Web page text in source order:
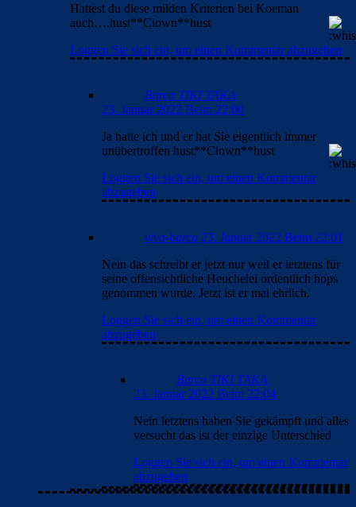
Hattest du diese milden Kriterien bei Koeman
auch….hust**Clown**hust
Loggen Sie sich ein, um einen Kommentar abzugeben
Barca TIKI TAKA
23. Januar 2022 Beim 22:00
Ja hatte ich und er hat Sie eigentlich immer
unübertroffen hust**Clown**hust
Loggen Sie sich ein, um einen Kommentar
abzugeben
viva-barca 23. Januar 2022 Beim 22:01
Nein das schreibt er jetzt nur weil er letztens für
seine offensichtliche Heuchelei ordentlich hops
genommen wurde. Jetzt ist er mal ehrlich.
Loggen Sie sich ein, um einen Kommentar
abzugeben
Barca TIKI TAKA
23. Januar 2022 Beim 22:04
Nein letztens haben Sie gekämpft und alles
versucht das ist der einzige Unterschied
Loggen Sie sich ein, um einen Kommentar
abzugeben